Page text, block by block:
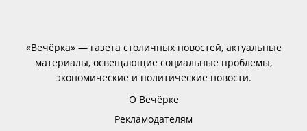
«Вечёрка» — газета столичных новостей, актуальные
материалы, освещающие социальные проблемы,
экономические и политические новости.
О Вечёрке
Рекламодателям